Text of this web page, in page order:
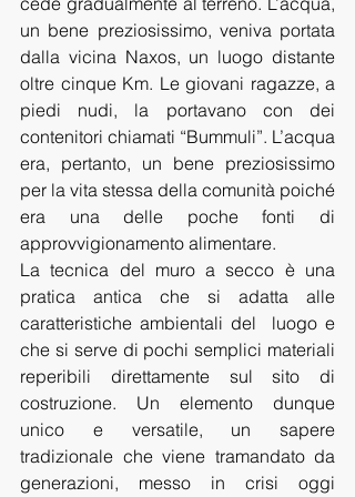
un bene preziosissimo, veniva portata
dalla vicina Naxos, un luogo distante
oltre cinque Km. Le giovani ragazze, a
piedi nudi, la portavano con dei
contenitori chiamati “Bummuli”. L’acqua
era, pertanto, un bene preziosissimo
per la vita stessa della comunità poiché
era una delle poche fonti di
approvvigionamento alimentare.
La tecnica del muro a secco è una
pratica antica che si adatta alle
caratteristiche ambientali del  luogo e
che si serve di pochi semplici materiali
reperibili direttamente sul sito di
costruzione. Un elemento dunque
unico e versatile, un sapere
tradizionale che viene tramandato da
generazioni, messo in crisi oggi